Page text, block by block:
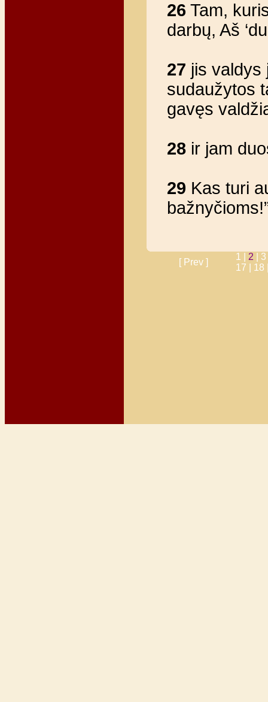
26 Tam,
darbų, Aš
27 jis valdys
sudaužytos
gavęs
28 ir jam
29 Kas turi
[ Prev ]
1 | 2
17 | 18